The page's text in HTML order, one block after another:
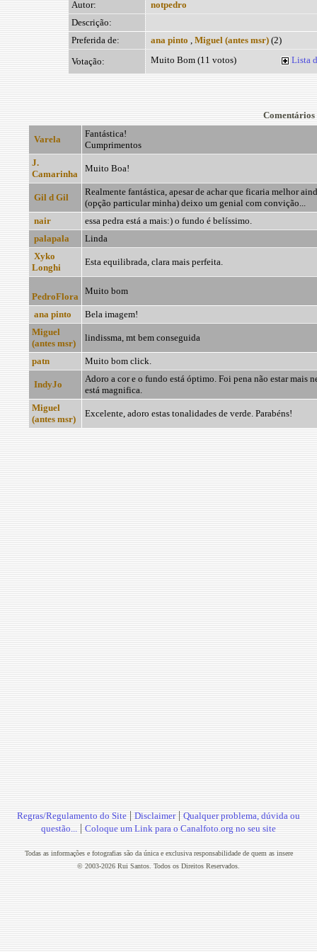
Autor:
notpedro
Descrição:
Preferida de:
ana pinto , Miguel (antes msr) (2)
Votação:
Muito Bom (11 votos) Lista
Comentários
Varela
Fantástica!
Cumprimentos
J.
Camarinha
Muito Boa!
Gil d Gil
Realmente fantástica, apesar de achar que ficaria melhor
(opção particular minha) deixo um genial com convição...
nair
essa pedra está a mais:) o fundo é belíssimo.
palapala
Linda
Xyko
Longhi
Esta equilibrada, clara mais perfeita.
PedroFlora
Muito bom
ana pinto
Bela imagem!
Miguel
(antes msr)
lindissma, mt bem conseguida
patn Muito bom click.
IndyJo
Adoro a cor e o fundo está óptimo. Foi pena não estar mais
está magnifica.
Miguel
(antes msr)
Excelente, adoro estas tonalidades de verde. Parabéns!
Regras/Regulamento do Site | Disclaimer| Qualquer problema, dúvida ou
questão... | Coloque um Link para o Canalfoto.org no seu site
Todas as informações e fotografias são da única e exclusiva responsabilidade de quem as insere
© 2003-2026 Rui Santos. Todos os Direitos Reservados.